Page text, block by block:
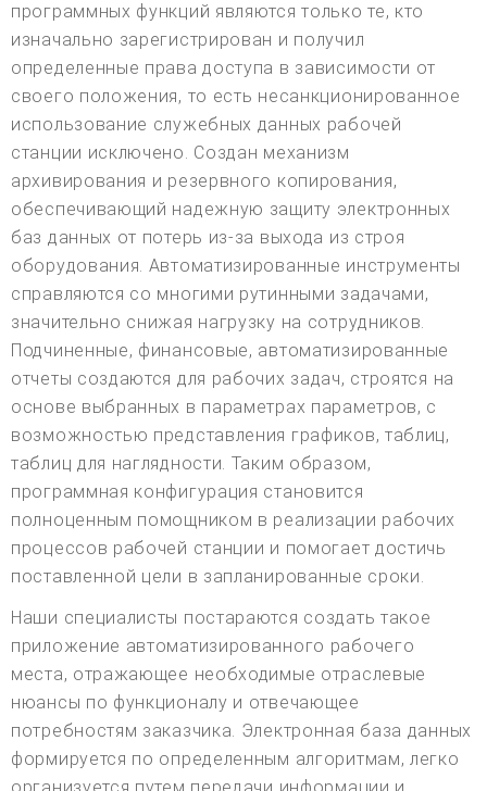
программных функций являются только те, кто
изначально зарегистрирован и получил
определенные права доступа в зависимости от
своего положения, то есть несанкционированное
использование служебных данных рабочей
станции исключено. Создан механизм
архивирования и резервного копирования,
обеспечивающий надежную защиту электронных
баз данных от потерь из-за выхода из строя
оборудования. Автоматизированные инструменты
справляются со многими рутинными задачами,
значительно снижая нагрузку на сотрудников.
Подчиненные, финансовые, автоматизированные
отчеты создаются для рабочих задач, строятся на
основе выбранных в параметрах параметров, с
возможностью представления графиков, таблиц,
таблиц для наглядности. Таким образом,
программная конфигурация становится
полноценным помощником в реализации рабочих
процессов рабочей станции и помогает достичь
поставленной цели в запланированные сроки.
Наши специалисты постараются создать такое
приложение автоматизированного рабочего
места, отражающее необходимые отраслевые
нюансы по функционалу и отвечающее
потребностям заказчика. Электронная база данных
формируется по определенным алгоритмам, легко